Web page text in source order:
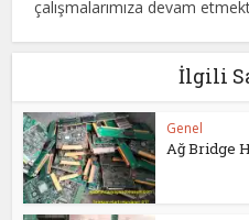
çalışmalarımıza devam
İlgili
Genel
Ağ Bridge